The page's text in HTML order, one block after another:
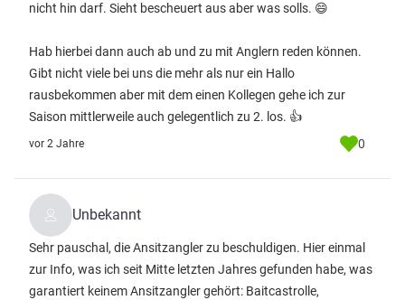
nicht hin darf. Sieht bescheuert aus aber was solls. 😄
Hab hierbei dann auch ab und zu mit Anglern reden können.
Gibt nicht viele bei uns die mehr als nur ein Hallo
rausbekommen aber mit dem einen Kollegen gehe ich zur
Saison mittlerweile auch gelegentlich zu 2. los. 👍
vor 2 Jahre 0
Unbekannt
Sehr pauschal, die Ansitzangler zu beschuldigen. Hier einmal
zur Info, was ich seit Mitte letzten Jahres gefunden habe, was
garantiert keinem Ansitzangler gehört: Baitcastrolle,